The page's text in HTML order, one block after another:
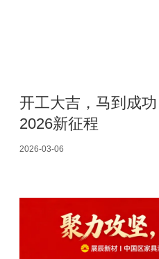
开工大吉，马到成
2026新征程
2026-03-06